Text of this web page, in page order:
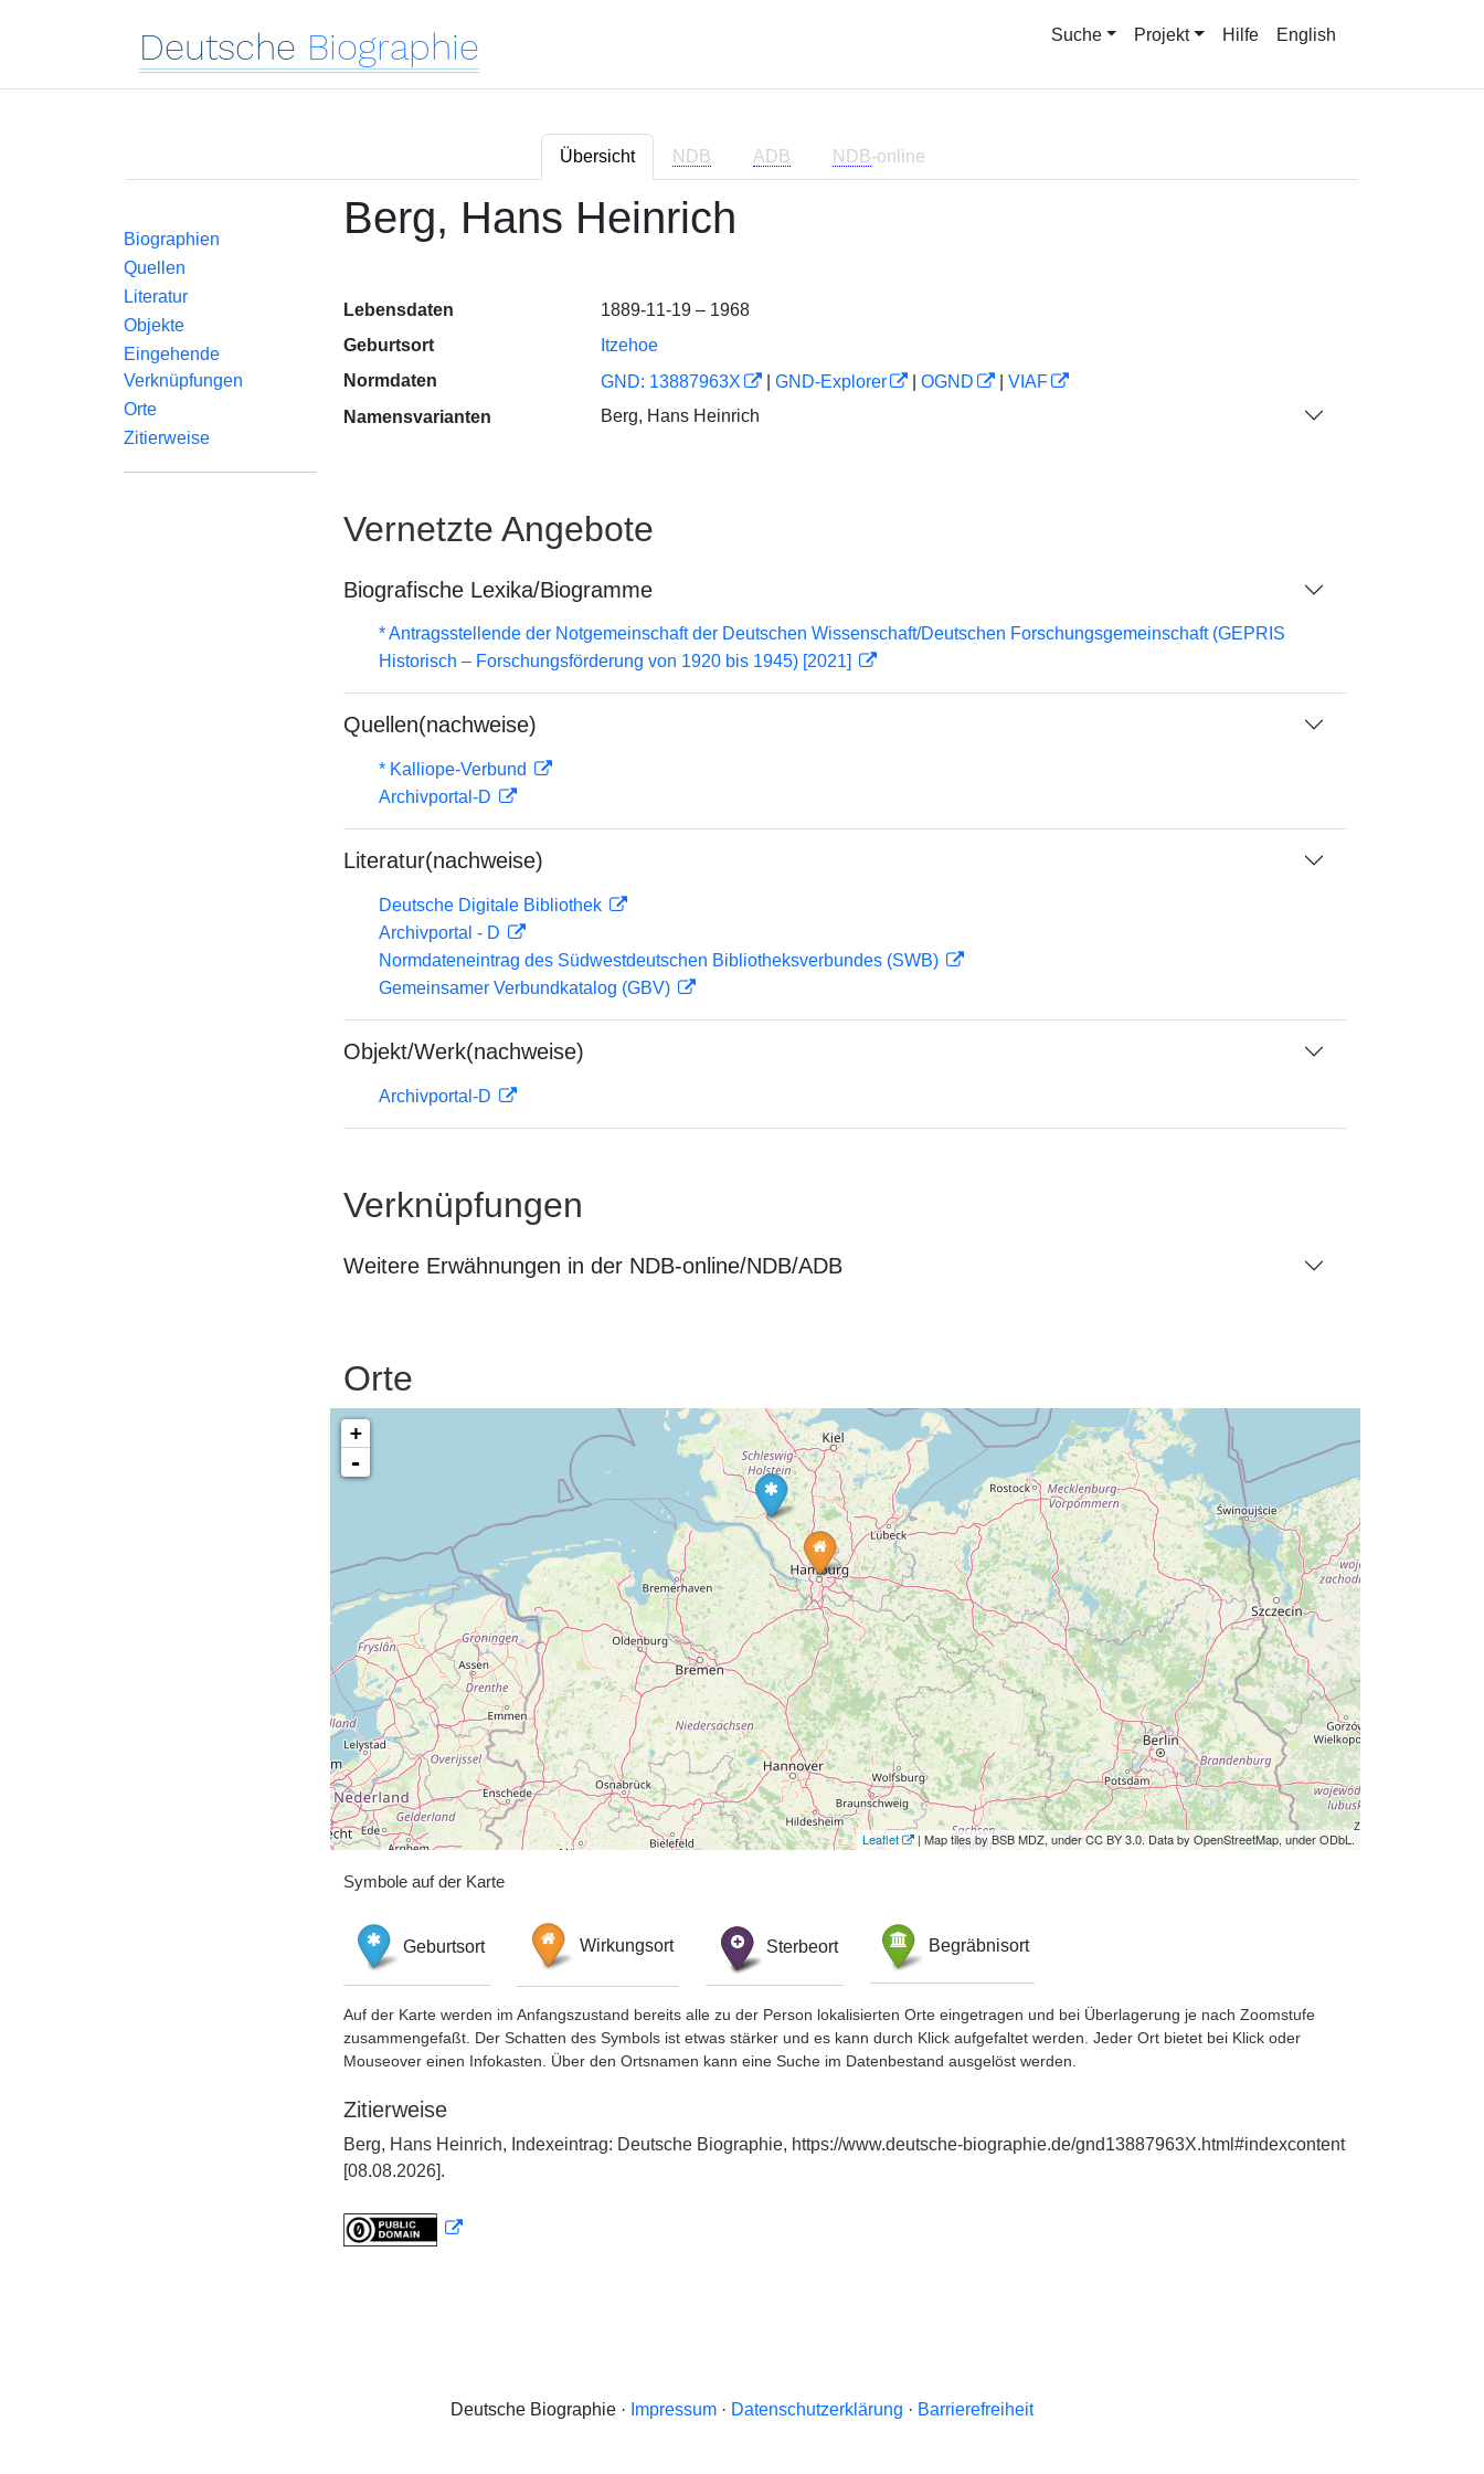
Deutsche Biographie Suche Projekt Hilfe English
Übersicht NDB ADB NDB-online
Biographien
Quellen
Literatur
Objekte
Eingehende
Verknüpfungen
Orte
Zitierweise
Berg, Hans Heinrich
Lebensdaten
1889-11-19 – 1968
Geburtsort
Itzehoe
Normdaten
GND: 13887963X GND-Explorer OGND
VIAF
Namensvarianten
Berg, Hans Heinrich
Vernetzte Angebote
Biografische Lexika/Biogramme
* Antragsstellende der Notgemeinschaft der Deutschen Wissenschaft/Deutschen Forschungsgemeinschaft (GEPRIS
Historisch – Forschungsförderung von 1920 bis 1945) [2021]
Quellen(nachweise)
* Kalliope-Verbund
Archivportal-D
Literatur(nachweise)
Deutsche Digitale Bibliothek
Archivportal - D
Normdateneintrag des Südwestdeutschen Bibliotheksverbundes (SWB)
Gemeinsamer Verbundkatalog (GBV)
Objekt/Werk(nachweise)
Archivportal-D
Verknüpfungen
Weitere Erwähnungen in der NDB-online/NDB/ADB
Orte
+
-
Leaflet | Map tiles by BSB MDZ, under CC BY 3.0. Data by OpenStreetMap, under ODbL.
Symbole auf der Karte
Geburtsort Wirkungsort Sterbeort Begräbnisort
Auf der Karte werden im Anfangszustand bereits alle zu der Person lokalisierten Orte eingetragen und bei Überlagerung je nach Zoomstufe
zusammengefaßt. Der Schatten des Symbols ist etwas stärker und es kann durch Klick aufgefaltet werden. Jeder Ort bietet bei Klick oder
Mouseover einen Infokasten. Über den Ortsnamen kann eine Suche im Datenbestand ausgelöst werden.
Zitierweise
Berg, Hans Heinrich, Indexeintrag: Deutsche Biographie, https://www.deutsche-biographie.de/gnd13887963X.html#indexcontent
[08.08.2026].
Deutsche Biographie · Impressum · Datenschutzerklärung · Barrierefreiheit